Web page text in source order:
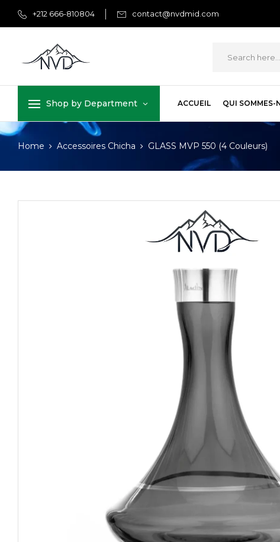
+212 666-810804 contact@nvdmid.com
Shop by Department ACCUEIL QUI SOMMES-
Home Accessoires Chicha GLASS MVP 550 (4 Couleurs)